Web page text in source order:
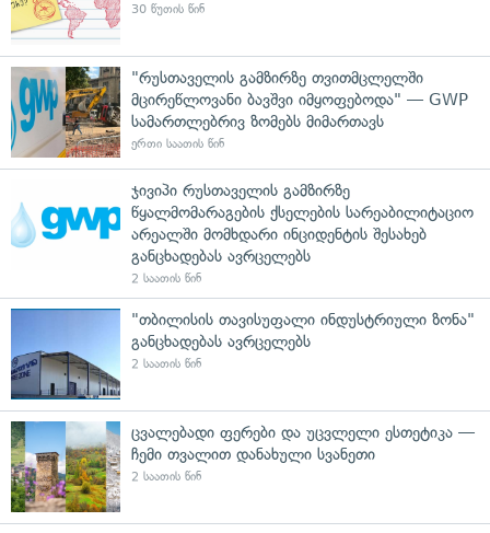
30 წუთის წინ
"რუსთაველის გამზირზე თვითმცლელში
მცირეწლოვანი ბავშვი იმყოფებოდა" — GWP
სამართლებრივ ზომებს მიმართავს
ერთი საათის წინ
ჯივიპი რუსთაველის გამზირზე
წყალმომარაგების ქსელების სარეაბილიტაციო
არეალში მომხდარი ინციდენტის შესახებ
განცხადებას ავრცელებს
2 საათის წინ
"თბილისის თავისუფალი ინდუსტრიული ზონა"
განცხადებას ავრცელებს
2 საათის წინ
ცვალებადი ფერები და უცვლელი ესთეტიკა —
ჩემი თვალით დანახული სვანეთი
2 საათის წინ